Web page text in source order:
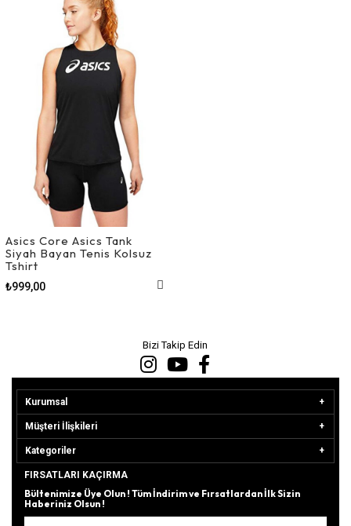
Asics Core Asics Tank
Siyah Bayan Tenis Kolsuz
Tshirt
₺999,00
Bizi Takip Edin
Kurumsal
Müşteri İlişkileri
Kategoriler
FIRSATLARI KAÇIRMA
Bültenimize Üye Olun ! Tüm İndirim ve Fırsatlardan İlk Sizin
Haberiniz Olsun !